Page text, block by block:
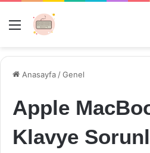
Menü
Anasayfa /Genel
Apple
Klavye